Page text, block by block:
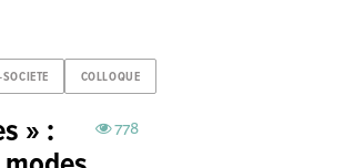
COLLOQUE
778
» :